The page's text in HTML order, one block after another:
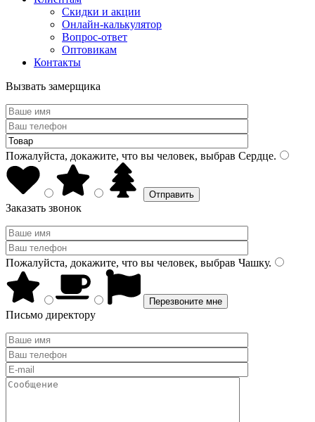
Скидки и акции
Онлайн-калькулятор
Вопрос-ответ
Оптовикам
Контакты
Вызвать замерщика
Пожалуйста, докажите, что вы человек, выбрав Сердце.
Заказать звонок
Пожалуйста, докажите, что вы человек, выбрав Чашку.
Письмо директору